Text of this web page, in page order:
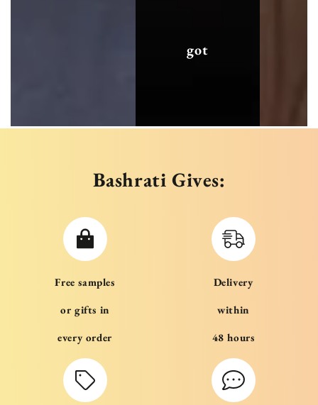
got
Bashrati Gives:
Free samples
or gifts in
every order
Delivery
within
48 hours